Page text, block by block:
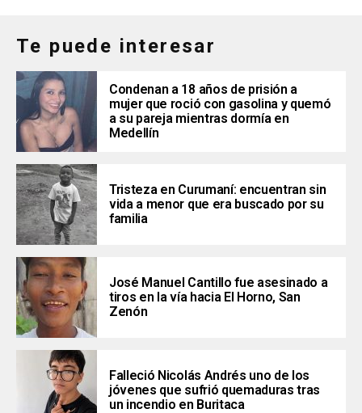
Te puede interesar
Condenan a 18 años de prisión a
mujer que roció con gasolina y quemó
a su pareja mientras dormía en
Medellín
Tristeza en Curumaní: encuentran sin
vida a menor que era buscado por su
familia
José Manuel Cantillo fue asesinado a
tiros en la vía hacia El Horno, San
Zenón
Falleció Nicolás Andrés uno de los
jóvenes que sufrió quemaduras tras
un incendio en Buritaca